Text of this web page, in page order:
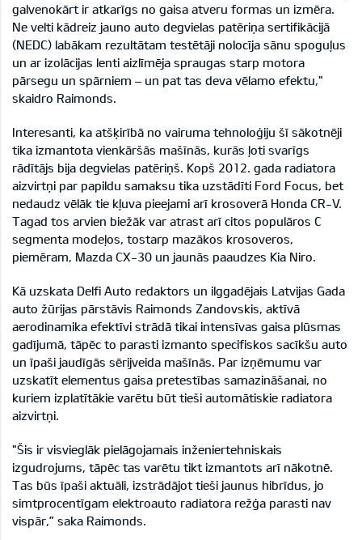
galvenokārt ir atkarīgs no gaisa atveru formas un izmēra.
Ne velti kādreiz jauno auto degvielas patēriņa sertifikācijā
(NEDC) labākam rezultātam testētāji nolocīja sānu spoguļus
un ar izolācijas lenti aizlīmēja spraugas starp motora
pārsegu un spārniem – un pat tas deva vēlamo efektu,"
skaidro Raimonds.
Interesanti, ka atšķirībā no vairuma tehnoloģiju šī sākotnēji
tika izmantota vienkāršās mašīnās, kurās ļoti svarīgs
rādītājs bija degvielas patēriņš. Kopš 2012. gada radiatora
aizvirtņi par papildu samaksu tika uzstādīti Ford Focus, bet
nedaudz vēlāk tie kļuva pieejami arī krosoverā Honda CR-V.
Tagad tos arvien biežāk var atrast arī citos populāros C
segmenta modeļos, tostarp mazākos krosoveros,
piemēram, Mazda CX-30 un jaunās paaudzes Kia Niro.
Kā uzskata Delfi Auto redaktors un ilggadējais Latvijas Gada
auto žūrijas pārstāvis Raimonds Zandovskis, aktīvā
aerodinamika efektīvi strādā tikai intensīvas gaisa plūsmas
gadījumā, tāpēc to parasti izmanto specifiskos sacīkšu auto
un īpaši jaudīgās sērijveida mašīnās. Par izņēmumu var
uzskatīt elementus gaisa pretestības samazināšanai, no
kuriem izplatītākie varētu būt tieši automātiskie radiatora
aizvirtņi.
"Šis ir visvieglāk pielāgojamais inženiertehniskais
izgudrojums, tāpēc tas varētu tikt izmantots arī nākotnē.
Tas būs īpaši aktuāli, izstrādājot tieši jaunus hibrīdus, jo
simtprocentīgam elektroauto radiatora režģa parasti nav
vispār,” saka Raimonds.